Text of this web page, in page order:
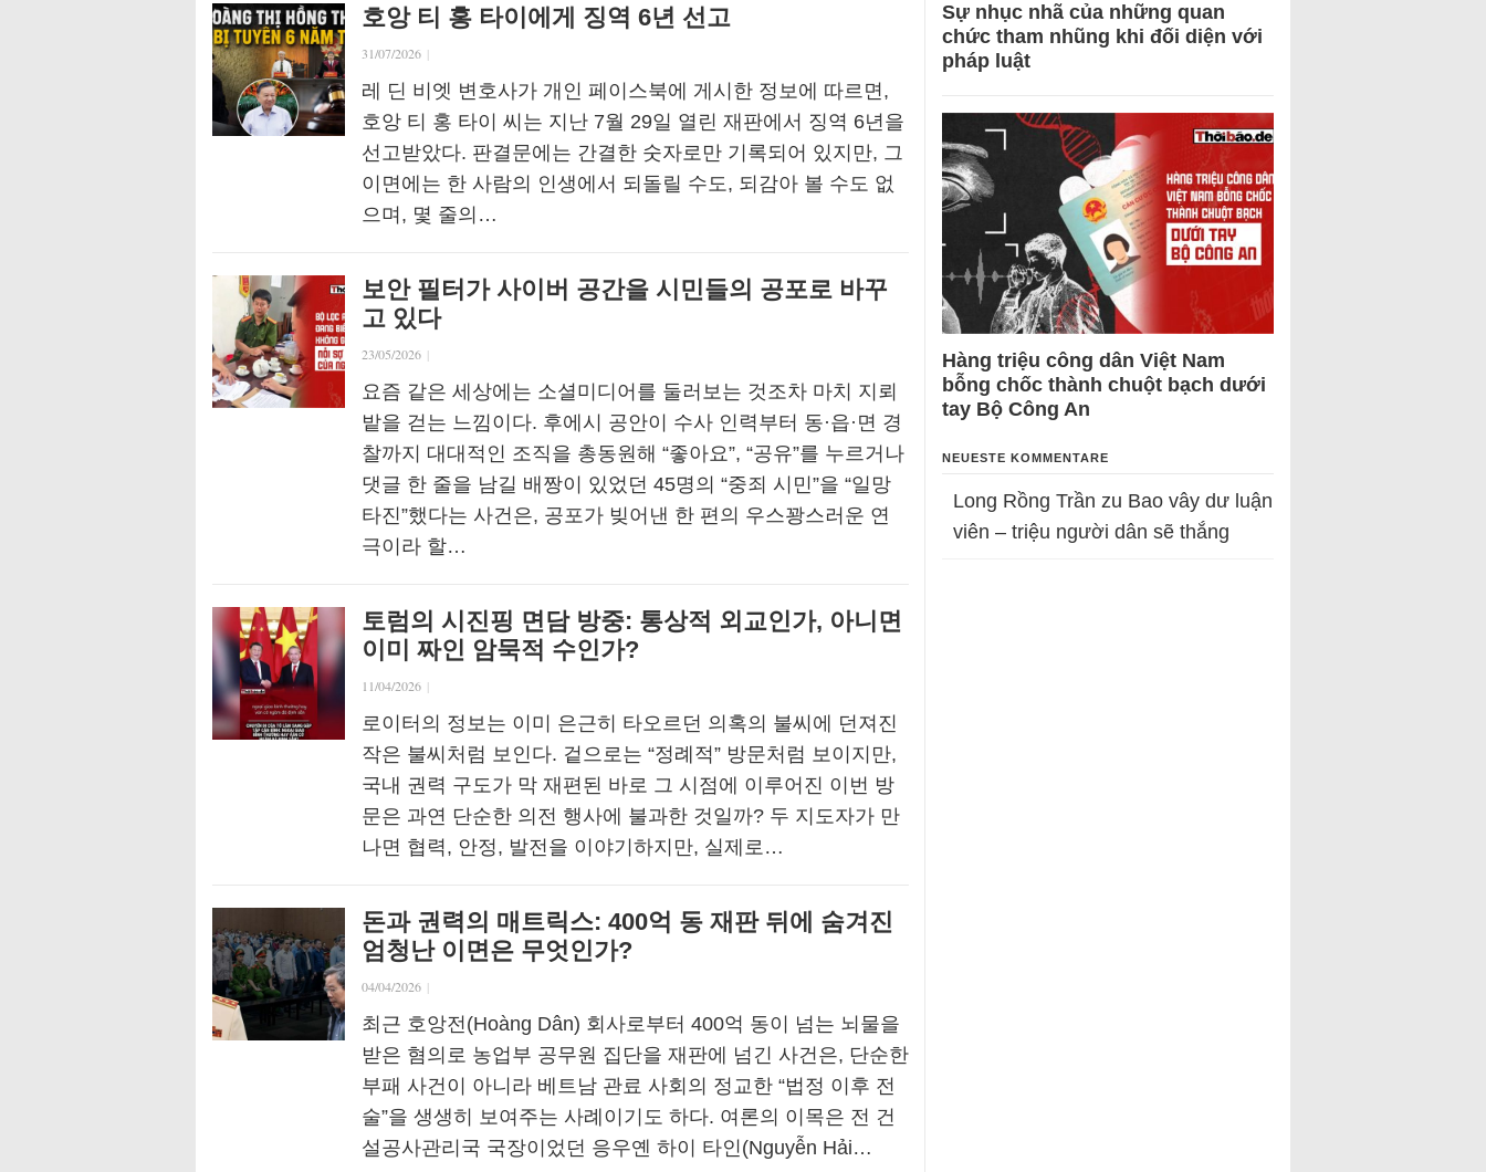
호앙 티 홍 타이에게 징역 6년 선고
31/07/2026 |
레 딘 비엣 변호사가 개인 페이스북에 게시한 정보에 따르면,
호앙 티 홍 타이 씨는 지난 7월 29일 열린 재판에서 징역 6년을
선고받았다. 판결문에는 간결한 숫자로만 기록되어 있지만, 그
이면에는 한 사람의 인생에서 되돌릴 수도, 되감아 볼 수도 없
으며, 몇 줄의…
보안 필터가 사이버 공간을 시민들의 공포로 바꾸
고 있다
23/05/2026 |
요즘 같은 세상에는 소셜미디어를 둘러보는 것조차 마치 지뢰
밭을 걷는 느낌이다. 후에시 공안이 수사 인력부터 동·읍·면 경
찰까지 대대적인 조직을 총동원해 “좋아요”, “공유”를 누르거나
댓글 한 줄을 남길 배짱이 있었던 45명의 “중죄 시민”을 “일망
타진”했다는 사건은, 공포가 빚어낸 한 편의 우스꽝스러운 연
극이라 할…
토럼의 시진핑 면담 방중: 통상적 외교인가, 아니면
이미 짜인 암묵적 수인가?
11/04/2026 |
로이터의 정보는 이미 은근히 타오르던 의혹의 불씨에 던져진
작은 불씨처럼 보인다. 겉으로는 “정례적” 방문처럼 보이지만,
국내 권력 구도가 막 재편된 바로 그 시점에 이루어진 이번 방
문은 과연 단순한 의전 행사에 불과한 것일까? 두 지도자가 만
나면 협력, 안정, 발전을 이야기하지만, 실제로…
돈과 권력의 매트릭스: 400억 동 재판 뒤에 숨겨진
엄청난 이면은 무엇인가?
04/04/2026 |
최근 호앙전(Hoàng Dân) 회사로부터 400억 동이 넘는 뇌물을
받은 혐의로 농업부 공무원 집단을 재판에 넘긴 사건은, 단순한
부패 사건이 아니라 베트남 관료 사회의 정교한 “법정 이후 전
술”을 생생히 보여주는 사례이기도 하다. 여론의 이목은 전 건
설공사관리국 국장이었던 응우옌 하이 타인(Nguyễn Hải…
Sự nhục nhã của những quan
chức tham nhũng khi đối diện với
pháp luật
Hàng triệu công dân Việt Nam
bỗng chốc thành chuột bạch dưới
tay Bộ Công An
NEUESTE KOMMENTARE
Long Rồng Trần zu Bao vây dư luận
viên – triệu người dân sẽ thắng